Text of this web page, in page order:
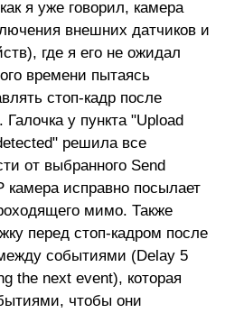
я уже говорил, камера
внешних датчиков и
где я его не ожидал
времени пытаясь
стоп-кадр после
у пункта "Upload
решила все
от выбранного Send
исправно посылает
мимо. Также
перед стоп-кадром после
событиями (Delay 5
the next event), которая
чтобы они